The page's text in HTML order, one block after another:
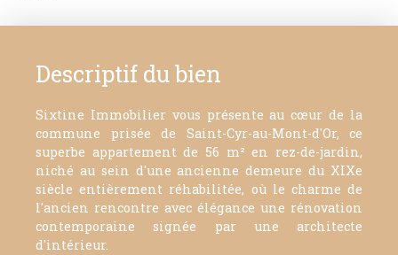
Descriptif du bien
Sixtine Immobilier vous présente au cœur de la
commune prisée de Saint-Cyr-au-Mont-d'Or, ce
superbe appartement de 56 m² en rez-de-jardin,
niché au sein d'une ancienne demeure du XIXe
siècle entièrement réhabilitée, où le charme de
l'ancien rencontre avec élégance une rénovation
contemporaine signée par une architecte
d'intérieur.